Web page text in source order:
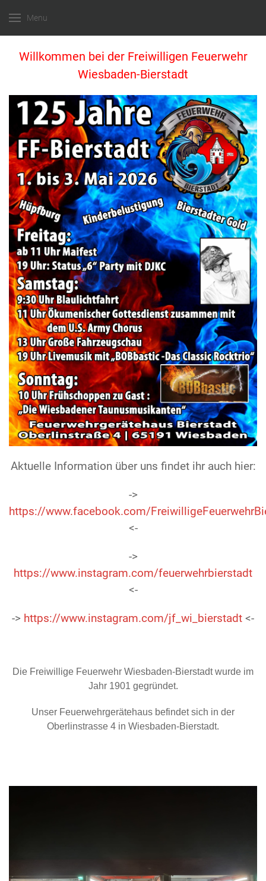
Menu
Willkommen bei der Freiwilligen Feuerwehr
Wiesbaden-Bierstadt
Aktuelle Information über uns findet ihr auch hier:
->
https://www.facebook.com/
<-
->
https://www.instagram.com/feuerwehrbierstadt
<-
-> https://www.instagram.com/jf_wi_bierstadt <-
Die Freiwillige Feuerwehr Wiesbaden-Bierstadt wurde im
Jahr 1901 gegründet.
Unser Feuerwehrgerätehaus befindet sich in der
Oberlinstrasse 4 in Wiesbaden-Bierstadt.